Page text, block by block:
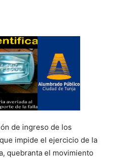
de ingreso de los
impide el ejercicio de la
quebranta el movimiento